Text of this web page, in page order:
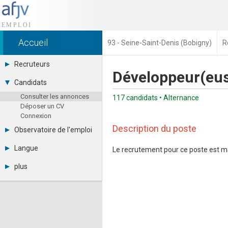
Accueil 93 - Seine-Saint-Denis (Bobigny)
Recruteurs
Déposer une annonce
Tarifs
Interface recruteur
Candidats
Consulter les annonces
Déposer un CV
Connexion
Observatoire de l'emploi
Par métier
Par contrat
Langue
Español
plus
Actualités
117 candidats • Alternance
Description du poste
Le recrutement pour ce poste est